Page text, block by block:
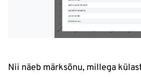
Nii näeb märksõnu, millega